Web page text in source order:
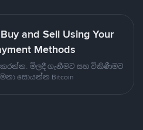
and Sell Using Your
Methods
කරන්න. මිලදී ගැනීමට සහ විකිණීමට
සොයන්න Bitcoin